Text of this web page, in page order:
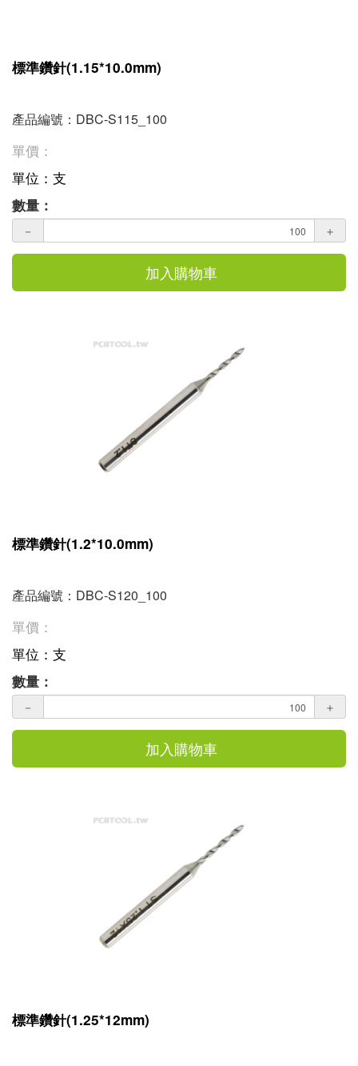
標準鑽針(1.15*10.0mm)
產品編號：DBC-S115_100
單價：
單位：支
數量：
－ ＋
加入購物車
標準鑽針(1.2*10.0mm)
產品編號：DBC-S120_100
單價：
單位：支
數量：
－ ＋
加入購物車
標準鑽針(1.25*12mm)